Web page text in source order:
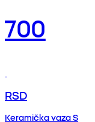
700
RSD
Keramička vaza S